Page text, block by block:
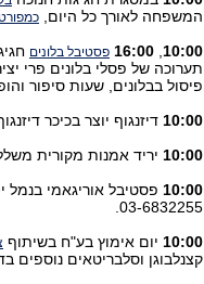
המשפחה לאורך כל היום, כמפורט
10:00
16:00 פסטיבל בלונים
תערוכה של פסלי בלונים פרי
פיסול בבלונים, שעות סיפור
10:00 דיזנגוף יוצר בכיכר
10:00 יריד אמנות מקורית
10:00 פסטיבל אוריגאמי בנמל
03-6832255.
10:00 יום אימוץ בע"ח בשיתוף
קצנלבוגן וסלבריטאים נוספים